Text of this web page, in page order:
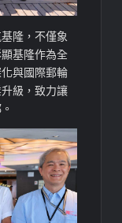
隆，不僅象
基隆作為全
與國際郵輪
級，致力讓